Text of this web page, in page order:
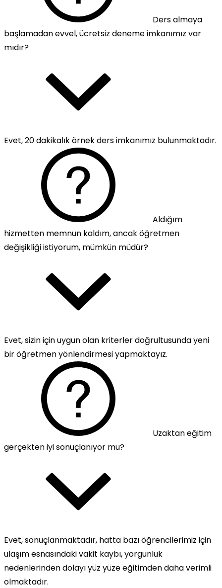
Ders almaya
başlamadan evvel, ücretsiz deneme imkanımız var
mıdır?
Evet, 20 dakikalık örnek ders imkanımız bulunmaktadır.
Aldığım
hizmetten memnun kaldım, ancak öğretmen
değişikliği istiyorum, mümkün müdür?
Evet, sizin için uygun olan kriterler doğrultusunda yeni
bir öğretmen yönlendirmesi yapmaktayız.
Uzaktan eğitim
gerçekten iyi sonuçlanıyor mu?
Evet, sonuçlanmaktadır, hatta bazı öğrencilerimiz için
ulaşım esnasındaki vakit kaybı, yorgunluk
nedenlerinden dolayı yüz yüze eğitimden daha verimli
olmaktadır.